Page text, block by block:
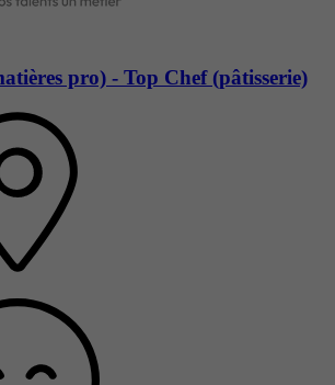
pro) - Top Chef (pâtisserie)